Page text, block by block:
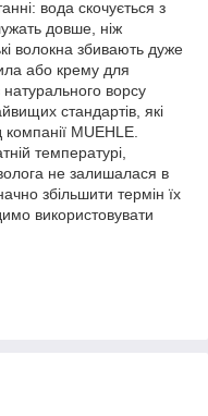
вода скочується з
довше, ніж
волокна збивають дуже
або крему для
натурального ворсу
стандартів, які
компанії MUEHLE.
температурі,
не залишалася в
збільшити термін їх
використовувати